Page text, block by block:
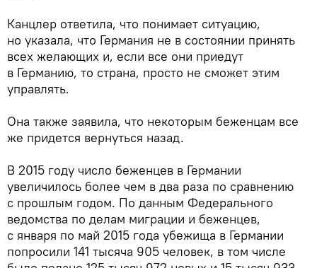
Канцлер ответила, что понимает ситуацию,
но указала, что Германия не в состоянии принять
всех желающих и, если все они приедут
в Германию, то страна, просто не сможет этим
управлять.
Она также заявила, что некоторым беженцам все
же придется вернуться назад.
В 2015 году число беженцев в Германии
увеличилось более чем в два раза по сравнению
с прошлым годом. По данным Федерального
ведомства по делам миграции и беженцев,
с января по май 2015 года убежища в Германии
попросили 141 тысяча 905 человек, в том числе